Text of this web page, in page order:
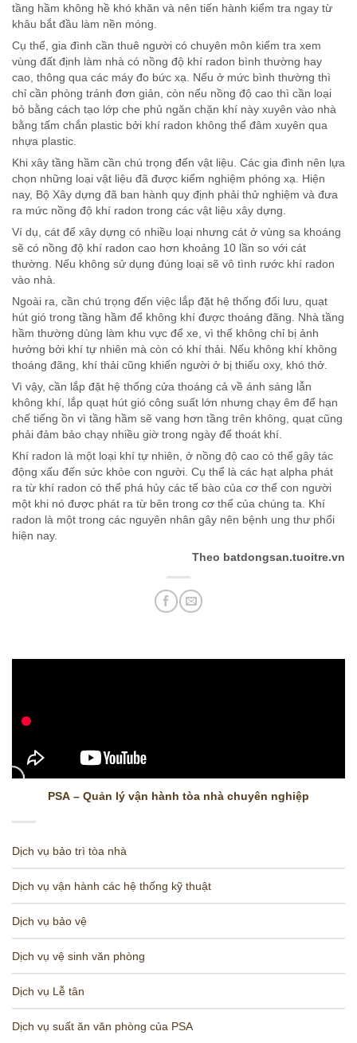
tầng hầm không hề khó khăn và nên tiến hành kiểm tra ngay từ
khâu bắt đầu làm nền móng.
Cụ thể, gia đình cần thuê người có chuyên môn kiểm tra xem
vùng đất định làm nhà có nồng độ khí radon bình thường hay
cao, thông qua các máy đo bức xạ. Nếu ở mức bình thường thì
chỉ cần phòng tránh đơn giản, còn nếu nồng độ cao thì cần loại
bỏ bằng cách tạo lớp che phủ ngăn chặn khí này xuyên vào nhà
bằng tấm chắn plastic bởi khí radon không thể đâm xuyên qua
nhựa plastic.
Khi xây tầng hầm cần chú trọng đến vật liệu. Các gia đình nên lựa
chọn những loại vật liệu đã được kiểm nghiệm phóng xạ. Hiện
nay, Bộ Xây dựng đã ban hành quy định phải thử nghiệm và đưa
ra mức nồng độ khí radon trong các vật liệu xây dựng.
Ví dụ, cát để xây dựng có nhiều loại nhưng cát ở vùng sa khoáng
sẽ có nồng độ khí radon cao hơn khoảng 10 lần so với cát
thường. Nếu không sử dụng đúng loại sẽ vô tình rước khí radon
vào nhà.
Ngoài ra, cần chú trọng đến việc lắp đặt hệ thống đối lưu, quạt
hút gió trong tầng hầm để không khí được thoáng đãng. Nhà tầng
hầm thường dùng làm khu vực để xe, vì thế không chỉ bị ảnh
hưởng bởi khí tự nhiên mà còn có khí thải. Nếu không khí không
thoáng đãng, khí thải cũng khiến người ở bị thiếu oxy, khó thở.
Vì vậy, cần lắp đặt hệ thống cửa thoáng cả về ánh sáng lẫn
không khí, lắp quạt hút gió công suất lớn nhưng chạy êm để hạn
chế tiếng ồn vì tầng hầm sẽ vang hơn tầng trên không, quạt cũng
phải đảm bảo chạy nhiều giờ trong ngày để thoát khí.
Khí radon là một loại khí tự nhiên, ở nồng độ cao có thể gây tác
động xấu đến sức khỏe con người. Cụ thể là các hạt alpha phát
ra từ khí radon có thể phá hủy các tế bào của cơ thể con người
một khi nó được phát ra từ bên trong cơ thể của chúng ta. Khí
radon là một trong các nguyên nhân gây nên bệnh ung thư phổi
hiện nay.
Theo batdongsan.tuoitre.vn
PSA – Quản lý vận hành tòa nhà chuyên nghiệp
Dịch vụ bảo trì tòa nhà
Dịch vụ vận hành các hệ thống kỹ thuật
Dịch vụ bảo vệ
Dịch vụ vệ sinh văn phòng
Dịch vụ Lễ tân
Dịch vụ suất ăn văn phòng của PSA